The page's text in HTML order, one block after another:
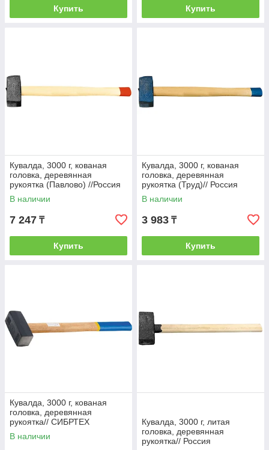
Купить Купить
Кувалда, 3000 г, кованая
головка, деревянная
рукоятка (Павлово) //Россия
В наличии
7 247 ₸
Купить
Кувалда, 3000 г, кованая
головка, деревянная
рукоятка (Труд)// Россия
В наличии
3 983 ₸
Купить
Кувалда, 3000 г, кованая
головка, деревянная
рукоятка// СИБРТЕХ
В наличии
Кувалда, 3000 г, литая
головка, деревянная
рукоятка// Россия